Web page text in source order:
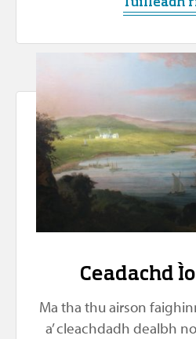
Tuilleadh
Ceadachd
Ma tha thu airson
a’ cleachdadh dealbh